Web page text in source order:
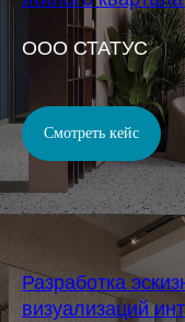
OOO СТАТУС
Смотреть кейс
Разработка
визуализаций